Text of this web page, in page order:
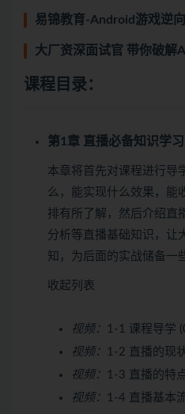
易锦教育-Android游戏逆
大厂资深面试官 带你破解
课程目录：
第1章 直播必备知识学习
本章将首先对课程进行导
么，能实现什么效果，能
排有所了解，然后介绍直
分析等直播基础知识，让
知，为后面的实战储备一
收起列表
视频：
1-1 课程导学
视频：
1-2 直播的现
视频：
1-3 直播的特
视频：
1-4 直播基本